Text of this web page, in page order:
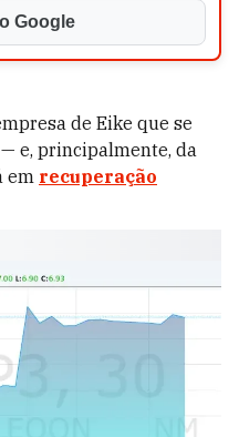
Google
de Eike que se
e, principalmente, da
em recuperação